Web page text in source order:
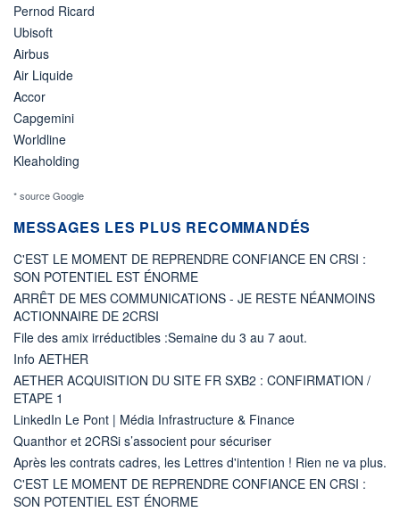
Pernod Ricard
Ubisoft
Airbus
Air Liquide
Accor
Capgemini
Worldline
Kleaholding
* source Google
MESSAGES LES PLUS RECOMMANDÉS
C'EST LE MOMENT DE REPRENDRE CONFIANCE EN CRSI :
SON POTENTIEL EST ÉNORME
ARRÊT DE MES COMMUNICATIONS - JE RESTE NÉANMOINS
ACTIONNAIRE DE 2CRSI
File des amix irréductibles :Semaine du 3 au 7 aout.
Info AETHER
AETHER ACQUISITION DU SITE FR SXB2 : CONFIRMATION /
ETAPE 1
LinkedIn Le Pont | Média Infrastructure & Finance
Quanthor et 2CRSi s’associent pour sécuriser
Après les contrats cadres, les Lettres d'intention ! Rien ne va plus.
C'EST LE MOMENT DE REPRENDRE CONFIANCE EN CRSI :
SON POTENTIEL EST ÉNORME